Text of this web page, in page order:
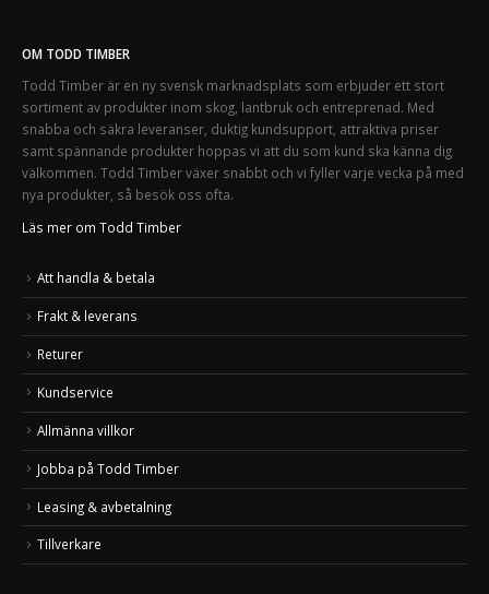
OM TODD TIMBER
Todd Timber är en ny svensk marknadsplats som erbjuder ett stort
sortiment av produkter inom skog, lantbruk och entreprenad. Med
snabba och säkra leveranser, duktig kundsupport, attraktiva priser
samt spännande produkter hoppas vi att du som kund ska känna dig
välkommen. Todd Timber växer snabbt och vi fyller varje vecka på med
nya produkter, så besök oss ofta.
Läs mer om Todd Timber
Att handla & betala
Frakt & leverans
Returer
Kundservice
Allmänna villkor
Jobba på Todd Timber
Leasing & avbetalning
Tillverkare